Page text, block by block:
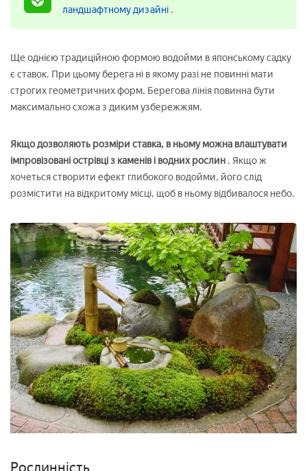
ландшафтному дизайні .
Ще однією традиційною формою водойми в японському садку
є ставок. При цьому берега ні в якому разі не повинні мати
строгих геометричних форм. Берегова лінія повинна бути
максимально схожа з диким узбережжям.
Якщо дозволяють розміри ставка, в ньому можна влаштувати
імпровізовані острівці з каменів і водних рослин . Якщо ж
хочеться створити ефект глибокого водойми, його слід
розмістити на відкритому місці, щоб в ньому відбивалося небо.